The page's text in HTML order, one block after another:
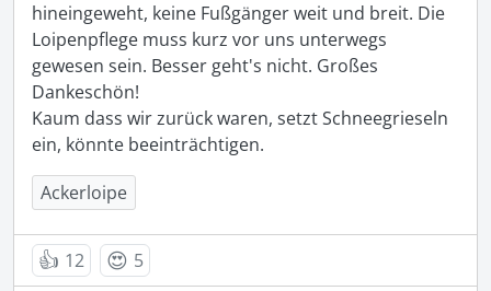
hineingeweht, keine Fußgänger weit und breit. Die
Loipenpflege muss kurz vor uns unterwegs
gewesen sein. Besser geht's nicht. Großes
Dankeschön!
Kaum dass wir zurück waren, setzt Schneegrieseln
ein, könnte beeinträchtigen.
Ackerloipe
👍 12 😍 5